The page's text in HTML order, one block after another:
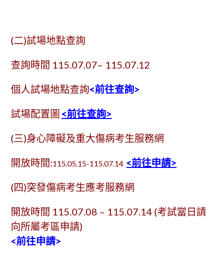
(二)試場地點查詢
查詢時間 115.07.07– 115.07.12
個人試場地點查詢<前往查詢>
試場配置圖 <前往查詢>
(三)身心障礙及重大傷病考生服務網
開放時間:115.05.15-115.07.14 <前往申請>
(四)突發傷病考生應考服務網
開放時間 115.07.08 – 115.07.14 (考試當日請
向所屬考區申請)
<前往申請>